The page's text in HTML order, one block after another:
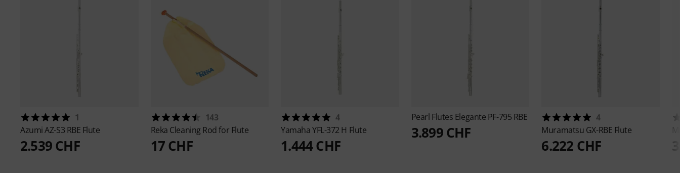
1
AzumiAZ-S3 RBE Flute
2.539 CHF
143
Reka Cleaning Rod for Flute
17 CHF
4
YamahaYFL-372 H Flute
1.444 CHF
Pearl Flutes Elegante PF-795 RBE
3.899 CHF
4
Muramatsu GX-RBE Flute
6.222 CHF